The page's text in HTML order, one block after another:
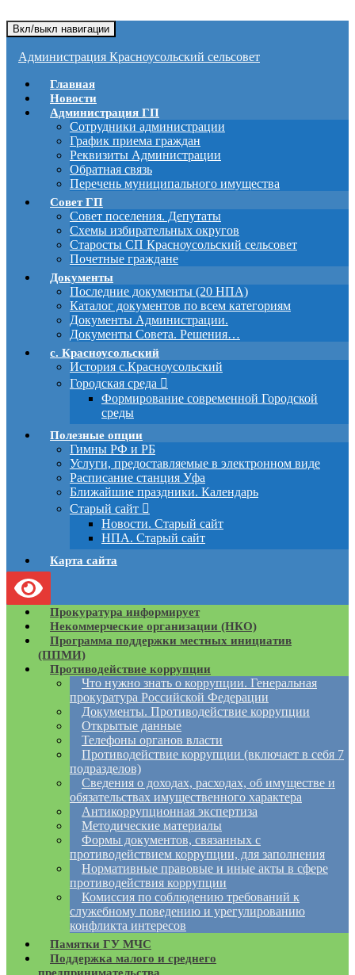
Вкл/выкл навигации
Администрация Красноусольский сельсовет
Главная
Новости
Администрация ГП
Сотрудники администрации
График приема граждан
Реквизиты Администрации
Обратная связь
Перечень муниципального имущества
Совет ГП
Совет поселения. Депутаты
Схемы избирательных округов
Старосты СП Красноусольский сельсовет
Почетные граждане
Документы
Последние документы (20 НПА)
Каталог документов по всем категориям
Документы Администрации.
Документы Совета. Решения…
с. Красноусольский
История с.Красноусольский
Городская среда
Формирование современной Городской
среды
Полезные опции
Гимны РФ и РБ
Услуги, предоставляемые в электронном виде
Расписание станция Уфа
Ближайшие праздники. Календарь
Старый сайт
Новости. Старый сайт
НПА. Старый сайт
Карта сайта
Прокуратура информирует
Некоммерческие организации (НКО)
Программа поддержки местных инициатив
(ППМИ)
Противодействие коррупции
Что нужно знать о коррупции. Генеральная
прокуратура Российской Федерации
Документы. Противодействие коррупции
Открытые данные
Телефоны органов власти
Противодействие коррупции (включает в себя 7
подразделов)
Сведения о доходах, расходах, об имуществе и
обязательствах имущественного характера
Антикоррупционная экспертиза
Методические материалы
Формы документов, связанных с
противодействием коррупции, для заполнения
Нормативные правовые и иные акты в сфере
противодействия коррупции
Комиссия по соблюдению требований к
служебному поведению и урегулированию
конфликта интересов
Памятки ГУ МЧС
Поддержка малого и среднего